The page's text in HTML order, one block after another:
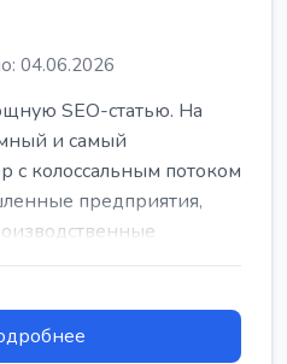
04.06.2026
SEO-статью. На
и самый
с колоссальным потоком
предприятия,